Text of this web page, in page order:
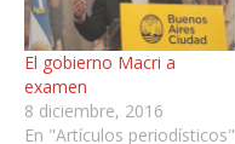
El gobierno Macri a
examen
8 diciembre, 2016
En "Artículos periodísticos"